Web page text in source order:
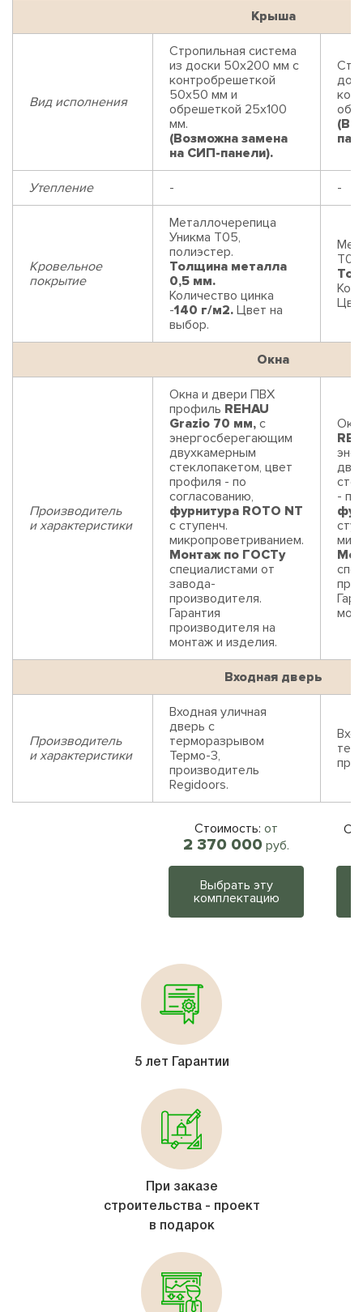
Крыша
Вид исполнения
Стропильная система
из доски 50х200 мм с
контробрешеткой
50х50 мм и
обрешеткой 25х100
мм.
(Возможна замена
на СИП-панели).
Утепление - -
Кровельное
покрытие
Металлочерепица
Уникма Т05,
полиэстер.
Толщина металла
0,5 мм.
Количество цинка
-140 г/м2. Цвет на
выбор.
Окна
Производитель
и характеристики
Окна и двери ПВХ
профиль REHAU
Grazio 70 мм, с
энергосберегающим
двухкамерным
стеклопакетом, цвет
профиля - по
согласованию,
фурнитура ROTO NT
с ступенч.
микропроветриванием.
Монтаж по ГОСТу
специалистами от
завода-
производителя.
Гарантия
производителя на
монтаж и изделия.
- по
Входная дверь
Производитель
и характеристики
Входная уличная
дверь с
терморазрывом
Термо-3,
производитель
Regidoors.
Стоимость: от
2 370 000 руб.
Выбрать эту
комплектацию
5 лет Гарантии
При заказе
строительства - проект
в подарок